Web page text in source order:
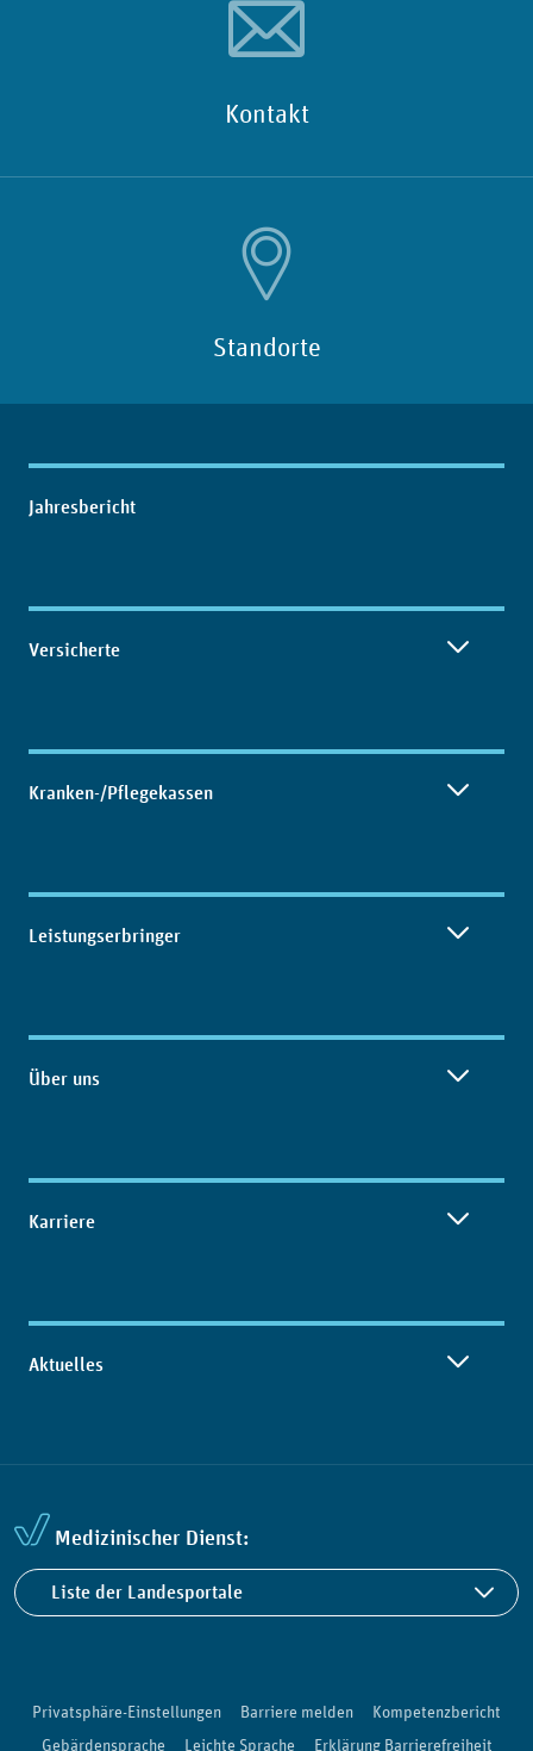
Kontakt
Standorte
Inhaltsübersicht
Jahresbericht
Versicherte
Kranken-/Pflegekassen
Leistungserbringer
Über uns
Karriere
Aktuelles
Medizinischer Dienst:
Liste der Landesportale
Privatsphäre-Einstellungen Barriere melden
Kompetenzbericht
Gebärdensprache
Leichte Sprache Erklärung Barrierefreiheit